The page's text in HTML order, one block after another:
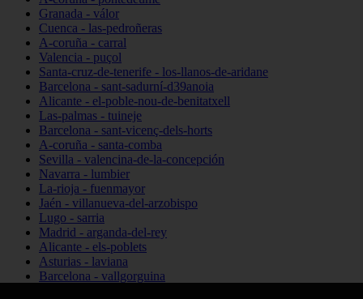
Granada - válor
Cuenca - las-pedroñeras
A-coruña - carral
Valencia - puçol
Santa-cruz-de-tenerife - los-llanos-de-aridane
Barcelona - sant-sadurní-d39anoia
Alicante - el-poble-nou-de-benitatxell
Las-palmas - tuineje
Barcelona - sant-vicenç-dels-horts
A-coruña - santa-comba
Sevilla - valencina-de-la-concepción
Navarra - lumbier
La-rioja - fuenmayor
Jaén - villanueva-del-arzobispo
Lugo - sarria
Madrid - arganda-del-rey
Alicante - els-poblets
Asturias - laviana
Barcelona - vallgorguina